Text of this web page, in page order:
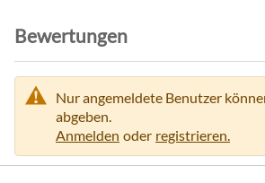
Bewertungen
Nur angemeldete Benutzer
abgeben.
Anmelden oder registrieren.